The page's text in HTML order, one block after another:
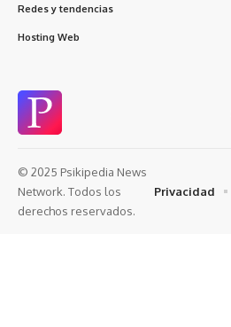
Redes y tendencias
Hosting Web
© 2025 Psikipedia News
Network. Todos los
derechos reservados.
Privacidad